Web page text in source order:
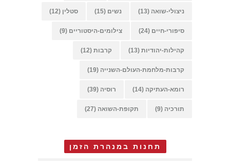
ניצולי-שואה (13) נשים (15) סטלין (12)
סיפורי-חיים (24) צילומים-היסטוריים (9)
קהילות-יהודיות (13) קרבות (12)
קרבות-מלחמת-העולם-השנייה (19)
רומא-העתיקה (14) רוסיה (39)
תורכיה (9) תקופת-השואה (27)
תחנות במנהרת הזמן